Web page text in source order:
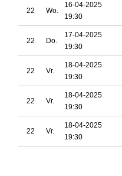
22 Wo.
16-04-2025
19:30
22 Do.
17-04-2025
19:30
22 Vr.
18-04-2025
19:30
22 Vr.
18-04-2025
19:30
22 Vr.
18-04-2025
19:30